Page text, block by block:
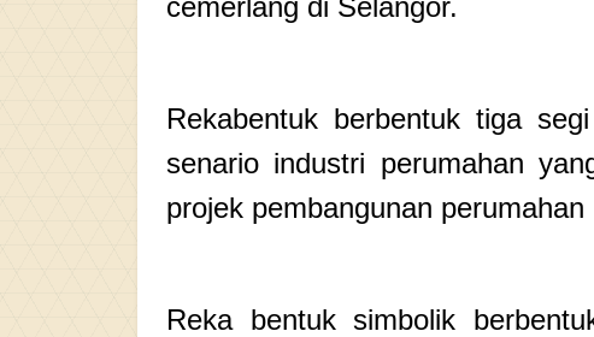
cemerlang di Selangor.
Rekabentuk berbentuk tiga
senario industri perumahan
projek pembangunan perumahan
Reka bentuk simbolik